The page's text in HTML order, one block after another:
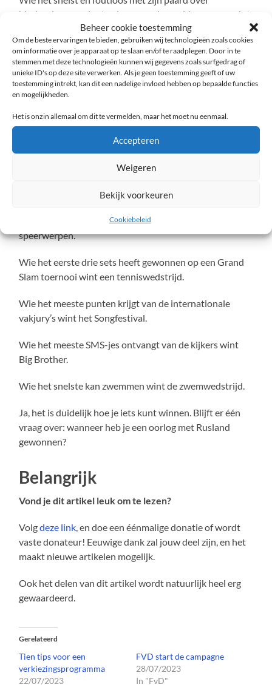
Beheer cookie toestemming
Om de beste ervaringen te bieden, gebruiken wij technologieën zoals cookies
om informatie over je apparaat op te slaan en/of te raadplegen. Door in te
stemmen met deze technologieën kunnen wij gegevens zoals surfgedrag of
unieke ID's op deze site verwerken. Als je geen toestemming geeft of uw
toestemming intrekt, kan dit een nadelige invloed hebben op bepaalde functies
en mogelijkheden.
Het is onzin allemaal om dit te vermelden, maar het moet nu eenmaal.
Accepteren
Weigeren
Bekijk voorkeuren
Cookiebeleid
hindernissen springt volgens een bepaald parcours wint
de springwedstrijd bij een Concours Hippique.
Wie het snelste van allemaal 42,195 kilometer kan
hardlopen wint de marathon.
Wie de juiste cijfers heeft ingevuld op het formulier wint
de lotto.
Wie als eerste alle cijfertjes op zijn bingo-kaart vol heeft
wint de bingo.
wint een Formule-1 race.
Wie het verste een speer kan werpen wint het
speerwerpen.
Wie het eerste drie sets heeft gewonnen op een Grand
Slam toernooi wint een tenniswedstrijd.
Wie het meeste punten krijgt van de internationale
vakjury’s wint het Songfestival.
Wie het meeste SMS-jes ontvangt van de kijkers wint
Big Brother.
Wie het snelste kan zwemmen wint de zwemwedstrijd.
Ja, het is duidelijk hoe je iets kunt winnen. Blijft er één
vraag over: wanneer heb je een oorlog met Rusland
gewonnen?
Belangrijk
Vond je dit artikel leuk om te lezen?
Volgdeze link, en doe een éénmalige donatie of wordt
vaste donateur! Eeuwige dank zal jouw deel zijn, en het
maakt nieuwe artikelen mogelijk.
Ook het delen van dit artikel wordt natuurlijk heel erg
gewaardeerd.
Gerelateerd
Tien tips voor een
verkiezingsprogramma
22/07/2023
FVD start de campagne
28/07/2023
In "FvD"